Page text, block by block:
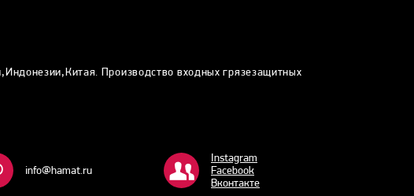
Производство входных грязезащитных
info@hamat.ru
Instagram
Facebook
Bконтакте